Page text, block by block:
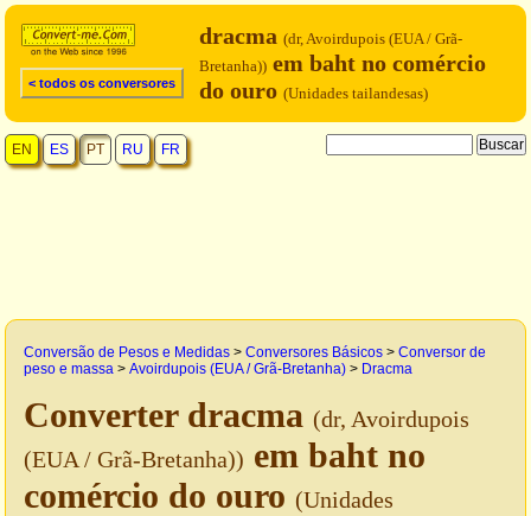
< todos os conversores
dracma (dr, Avoirdupois (EUA / Grã-
Bretanha)) em baht no comércio
do ouro (Unidades tailandesas)
EN ES PT RU FR
Conversão de Pesos e Medidas > Conversores Básicos > Conversor de
peso e massa > Avoirdupois (EUA / Grã-Bretanha) > Dracma
Converter dracma (dr, Avoirdupois
(EUA / Grã-Bretanha)) em baht no
comércio do ouro (Unidades